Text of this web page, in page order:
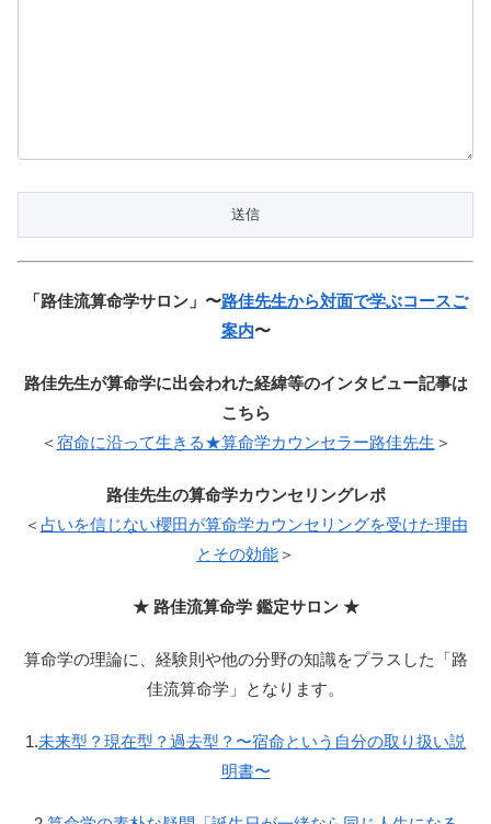
「路佳流算命学サロン」〜路佳先生から対面で学ぶコースご
案内〜
路佳先生が算命学に出会われた経緯等のインタビュー記事は
こちら
＜宿命に沿って生きる★算命学カウンセラー路佳先生 ＞
路佳先生の算命学カウンセリングレポ
＜占いを信じない櫻田が算命学カウンセリングを受けた理由
とその効能＞
★ 路佳流算命学 鑑定サロン ★
算命学の理論に、経験則や他の分野の知識をプラスした「路
佳流算命学」となります。
1.未来型？現在型？過去型？〜宿命という自分の取り扱い説
明書〜